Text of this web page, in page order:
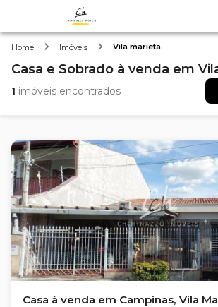
Home Imóveis Vila marieta
Casa e Sobrado à venda em
1 imóveis encontrados
Casa à venda em Campinas, Vila